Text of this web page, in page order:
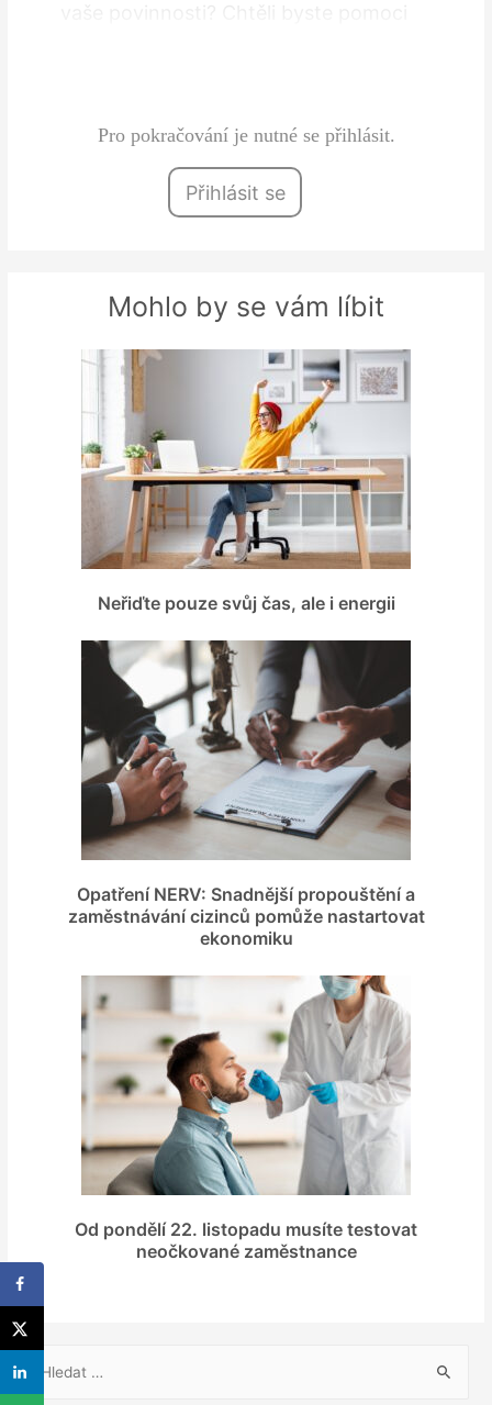
Pro pokračování je nutné se přihlásit.
Přihlásit se
Mohlo by se vám líbit
Neřiďte pouze svůj čas, ale i energii
Opatření NERV: Snadnější propouštění a
zaměstnávání cizinců pomůže nastartovat
ekonomiku
Od pondělí 22. listopadu musíte testovat
neočkované zaměstnance